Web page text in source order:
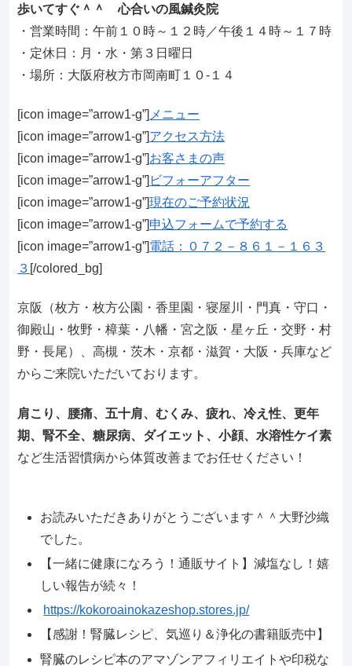
歩いてすぐ＾＾ 心合いの風鍼灸院
・営業時間：午前１０時～１２時／午後１４時～１７時
・定休日：月・水・第３日曜日
・場所：大阪府枚方市岡南町１０-１４
[icon image=”arrow1-g”] メニュー
[icon image=”arrow1-g”]アクセス方法
[icon image=”arrow1-g”]お客さまの声
[icon image=”arrow1-g”] ビフォーアフター
[icon image=”arrow1-g”]現在のご予約状況
[icon image=”arrow1-g”]申込フォームで予約する
[icon image=”arrow1-g”]電話：０７２－８６１－１６３
３ [/colored_bg]
京阪（枚方・枚方公園・香里園・寝屋川・門真・守口・
御殿山・牧野・樟葉・八幡・宮之阪・星ヶ丘・交野・村
野・長尾）、高槻・茨木・京都・滋賀・大阪・兵庫など
からご来院いただいております。
肩こり、腰痛、五十肩、むくみ、疲れ、冷え性、更年
期、腎不全、糖尿病、ダイエット、小顔、水溶性ケイ素
など生活習慣病から体質改善までお任せください！
お読みいただきありがとうございます＾＾大野沙織
でした。
【一緒に健康になろう！通販サイト】減塩なし！嬉
しい報告が続々！
https://kokoroainokazeshop.stores.jp/
【感謝！腎臓レシピ、気巡り＆浄化の書籍販売中】
腎臓のレシピ本のアマゾンアフィリエイトや印税な